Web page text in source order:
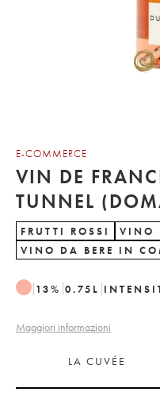
E-COMMERCE
VIN DE
FRUTTI ROSSI
VINO
VINO DA BERE IN
13% 0.75 L
Maggiori informazioni
LA CUVÉE